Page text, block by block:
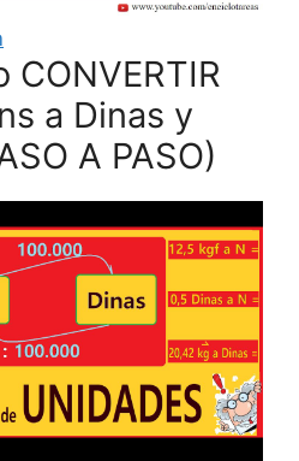
CONVERTIR
a Dinas y
A PASO)